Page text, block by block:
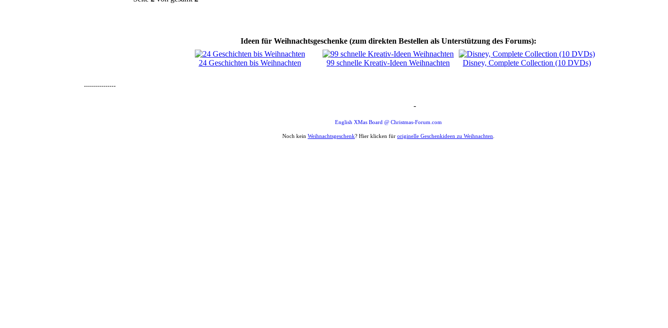
................
Ideen für Weihnachtsgeschenke (zum direkten Bestellen als Unterstützung des Forums):
24 Geschichten bis Weihnachten 99 schnelle Kreativ-Ideen Weihnachten Disney, Complete Collection (10 DVDs)
-
English XMas Board @ Christmas-Forum.com
Noch kein Weihnachtsgeschenk? Hier klicken für originelle Geschenkideen zu Weihnachten